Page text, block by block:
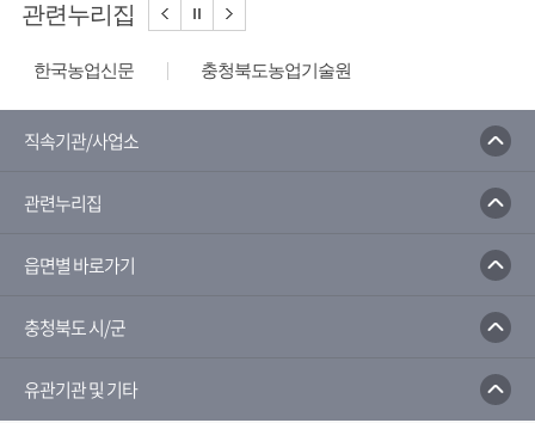
관련누리집
한국농업신문
충청북도농업기술원
한국농수산식품유통공사
농촌진흥청 전자민원 포털서비스
직속기관/사업소
관련누리집
읍면별 바로가기
충청북도 시/군
유관기관 및 기타